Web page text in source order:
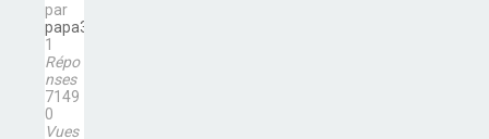
par
papa31
1
Répo
nses
7149
0
Vues